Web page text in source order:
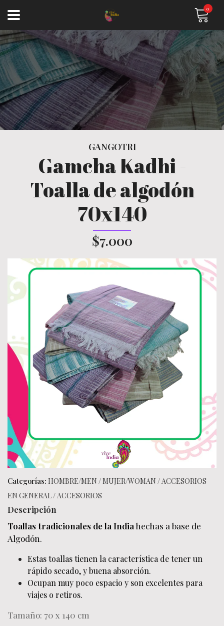
0
GANGOTRI
Gamcha Kadhi -
Toalla de algodón
70x140
$7.000
Categorías: HOMBRE/MEN / MUJER/WOMAN /ACCESORIOS
EN GENERAL/ACCESORIOS
Descripción
Toallas tradicionales de la India hechas a base de
Algodón.
Estas toallas tienen la característica de tener un
rápido secado, y buena absorción.
Ocupan muy poco espacio y son excelentes para
viajes o retiros.
Tamaño: 70 x 140 cm